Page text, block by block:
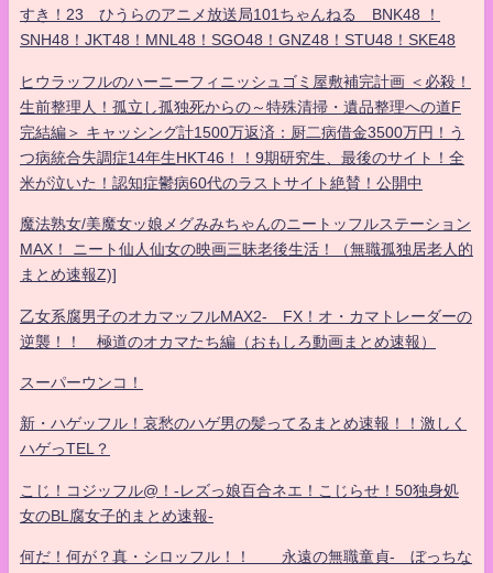
すき！23 ひうらのアニメ放送局101ちゃんねる BNK48 ！
SNH48！JKT48！MNL48！SGO48！GNZ48！STU48！SKE48
ヒウラッフルのハーニーフィニッシュゴミ屋敷補完計画 ＜必殺！
生前整理人！孤立し孤独死からの～特殊清掃・遺品整理への道F
完結編＞ キャッシング計1500万返済：厨二病借金3500万円！う
つ病統合失調症14年生HKT46！！9期研究生、最後のサイト！全
米が泣いた！認知症鬱病60代のラストサイト絶賛！公開中
魔法熟女/美魔女ッ娘メグみみちゃんのニートッフルステーション
MAX！ ニート仙人仙女の映画三昧老後生活！（無職孤独居老人的
まとめ速報Z)]
乙女系腐男子のオカマッフルMAX2- FX！オ・カマトレーダーの
逆襲！！ 極道のオカマたち編（おもしろ動画まとめ速報）
スーパーウンコ！
新・ハゲッフル！哀愁のハゲ男の髪ってるまとめ速報！！激しく
ハゲっTEL？
こじ！コジッフル@！-レズっ娘百合ネエ！こじらせ！50独身処
女のBL腐女子的まとめ速報-
何だ！何が？真・シロッフル！！ 永遠の無職童貞- ぼっちな